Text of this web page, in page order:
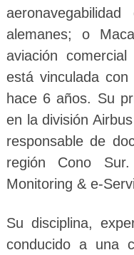
alemanes; o
aviación
está vinculada
hace 6 años. Su
en la división
responsable de
región Cono
Monitoring & e-
Su disciplina,
conducido a una